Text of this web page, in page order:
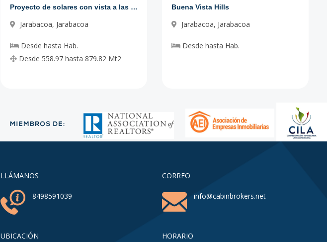
US$ 112,699.5
Proyecto de solares con vista a las montañas
Jarabacoa, Jarabacoa
Desde hasta Hab.
Desde 558.97 hasta 879.82 Mt2
Buena Vista Hills
Jarabacoa, Jarabacoa
Desde hasta Hab.
LLÁMANOS
8498591039
UBICACIÓN
CORREO
info@cabinbrokers.net
HORARIO